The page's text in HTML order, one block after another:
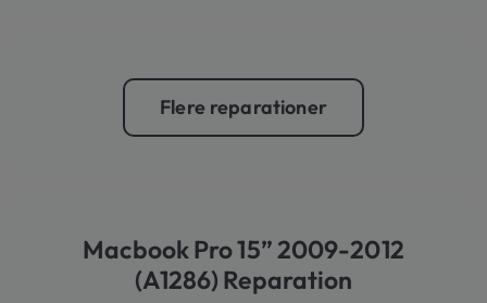
Flere reparationer
Macbook Pro 15” 2009-2012
(A1286) Reparation